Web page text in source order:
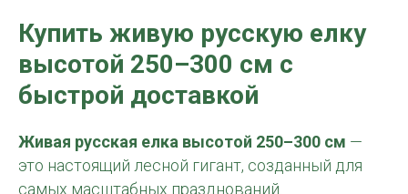
Купить живую русскую елку
высотой 250–300 см с
быстрой доставкой
Живая русская елка высотой 250–300 см —
это настоящий лесной гигант, созданный для
самых масштабных празднований.